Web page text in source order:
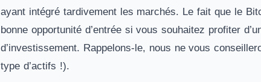
ayant intégré tardivement les marchés. Le fait que le
bonne opportunité d’entrée si vous souhaitez profiter
d’investissement. Rappelons-le, nous ne vous
type d’actifs !).